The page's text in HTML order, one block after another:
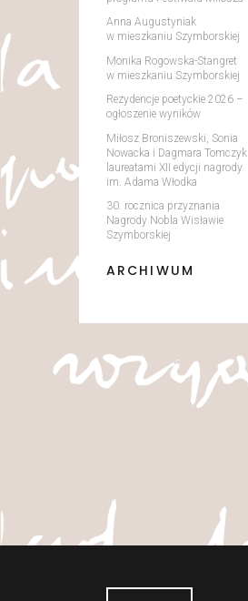
Anna Augustyniak
w mieszkaniu Szymborskiej
Monika Rogowska-Stangret
w mieszkaniu Szymborskiej
Rezydencje poetyckie 2026 –
ogłoszenie wyników
Miłosz Broniszewski, Sonia
Nowacka i Dagmara Tomczyk
laureatami XII edycji nagrody
im. Adama Włodka
30. rocznica przyznania
Nagrody Nobla Wisławie
Szymborskiej
ARCHIWUM